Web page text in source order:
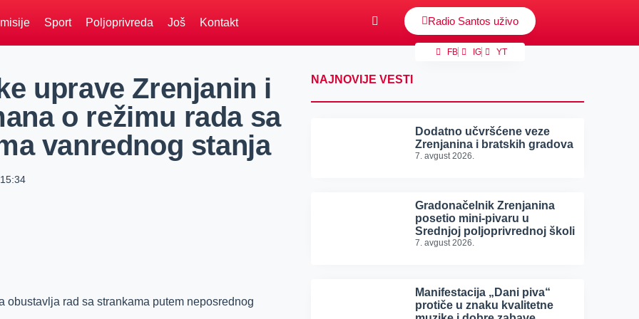
Sport Poljoprivreda Još Kontakt Radio Santos uživo
FB IG YT
uprave Zrenjanin i
o režimu rada sa
vanrednog stanja
15:34
obustavlja rad sa strankama putem neposrednog
NAJNOVIJE VESTI
Dodatno učvršćene veze
Zrenjanina i bratskih gradova
7. avgust 2026.
Gradonačelnik Zrenjanina
posetio mini-pivaru u
Srednjoj poljoprivrednoj školi
7. avgust 2026.
Manifestacija „Dani piva“
protiče u znaku kvalitetne